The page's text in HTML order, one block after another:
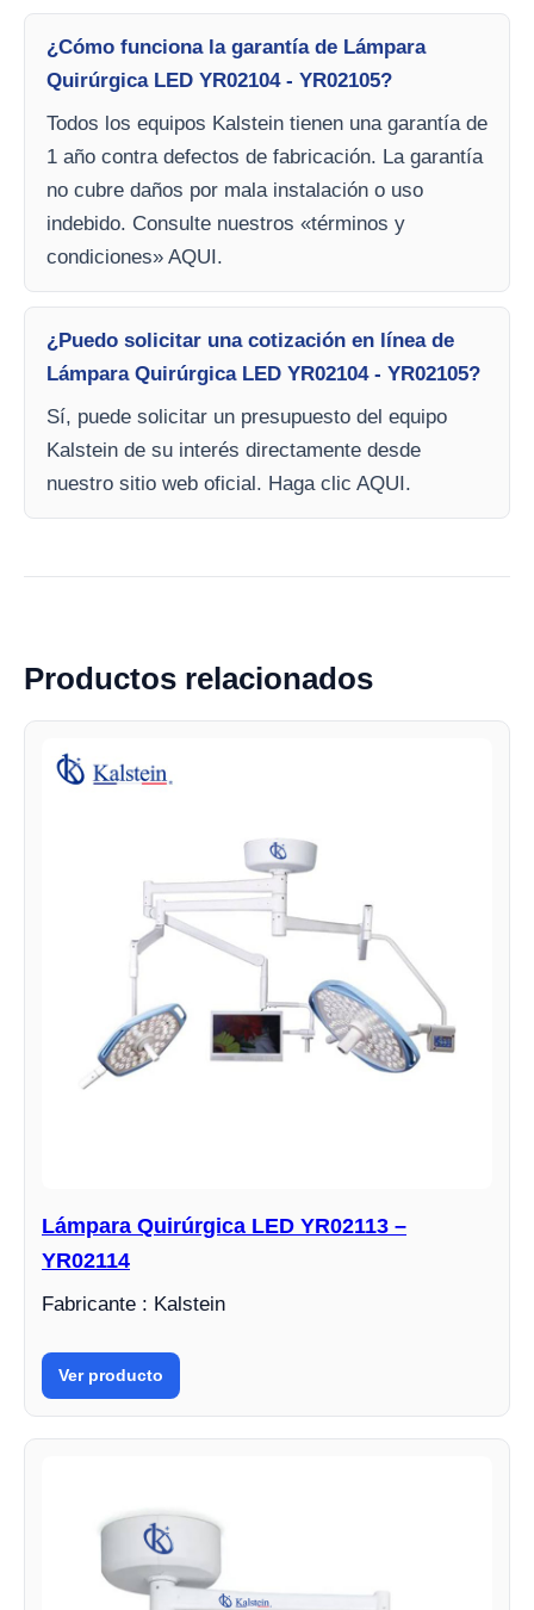
¿Cómo funciona la garantía de Lámpara
Quirúrgica LED YR02104 - YR02105?
Todos los equipos Kalstein tienen una garantía de
1 año contra defectos de fabricación. La garantía
no cubre daños por mala instalación o uso
indebido. Consulte nuestros «términos y
condiciones» AQUI.
¿Puedo solicitar una cotización en línea de
Lámpara Quirúrgica LED YR02104 - YR02105?
Sí, puede solicitar un presupuesto del equipo
Kalstein de su interés directamente desde
nuestro sitio web oficial. Haga clic AQUI.
Productos relacionados
Lámpara Quirúrgica LED YR02113 –
YR02114
Fabricante : Kalstein
Ver producto